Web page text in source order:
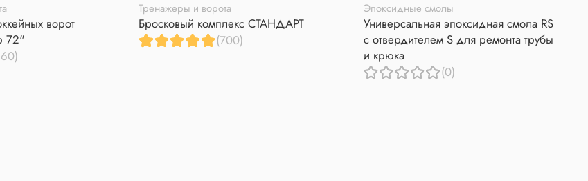
ворот
72"
Тренажеры и ворота
Бросковый комплекс СТАНДАРТ
(700)
Эпоксидные смолы
Универсальная эпоксидная смола RS
с отвердителем S для ремонта трубы
и крюка
(0)